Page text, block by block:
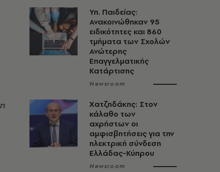
Υπ. Παιδείας:
Ανακοινώθηκαν 95
ειδικότητες και 860
τμήματα των Σχολών
Ανώτερης
Επαγγελματικής
Κατάρτισης
Newsroom
Χατζηδάκης: Στον
κάλαθο των
αχρήστων οι
αμφισβητήσεις για την
ηλεκτρική σύνδεση
Ελλάδας-Κύπρου
Newsroom